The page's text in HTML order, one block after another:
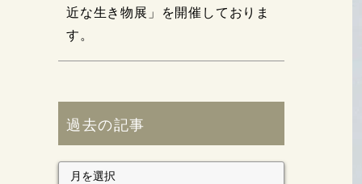
近な生き物展」を開催しておりま
す。
過去の記事